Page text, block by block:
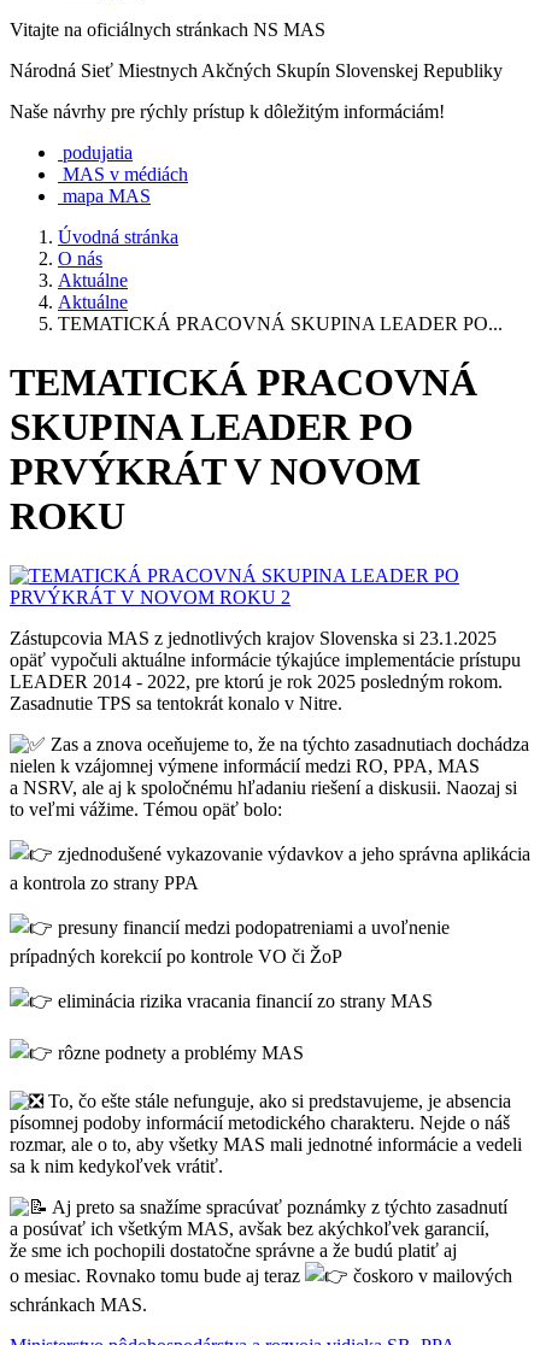
Vitajte na oficiálnych stránkach NS MAS
Národná Sieť Miestnych Akčných Skupín Slovenskej Republiky
Naše návrhy pre rýchly prístup k dôležitým informáciám!
podujatia
MAS v médiách
mapa MAS
Úvodná stránka
O nás
Aktuálne
Aktuálne
TEMATICKÁ PRACOVNÁ SKUPINA LEADER PO...
TEMATICKÁ PRACOVNÁ
SKUPINA LEADER PO
PRVÝKRÁT V NOVOM
ROKU
Zástupcovia MAS z jednotlivých krajov Slovenska si 23.1.2025
opäť vypočuli aktuálne informácie týkajúce implementácie prístupu
LEADER 2014 - 2022, pre ktorú je rok 2025 posledným rokom.
Zasadnutie TPS sa tentokrát konalo v Nitre.
Zas a znova oceňujeme to, že na týchto zasadnutiach dochádza
nielen k vzájomnej výmene informácií medzi RO, PPA, MAS
a NSRV, ale aj k spoločnému hľadaniu riešení a diskusii. Naozaj si
to veľmi vážime. Témou opäť bolo:
zjednodušené vykazovanie výdavkov a jeho správna aplikácia
a kontrola zo strany PPA
presuny financií medzi podopatreniami a uvoľnenie
prípadných korekcií po kontrole VO či ŽoP
eliminácia rizika vracania financií zo strany MAS
rôzne podnety a problémy MAS
To, čo ešte stále nefunguje, ako si predstavujeme, je absencia
písomnej podoby informácií metodického charakteru. Nejde o náš
rozmar, ale o to, aby všetky MAS mali jednotné informácie a vedeli
sa k nim kedykoľvek vrátiť.
Aj preto sa snažíme spracúvať poznámky z týchto zasadnutí
a posúvať ich všetkým MAS, avšak bez akýchkoľvek garancií,
že sme ich pochopili dostatočne správne a že budú platiť aj
o mesiac. Rovnako tomu bude aj teraz
čoskoro v mailových
schránkach MAS.